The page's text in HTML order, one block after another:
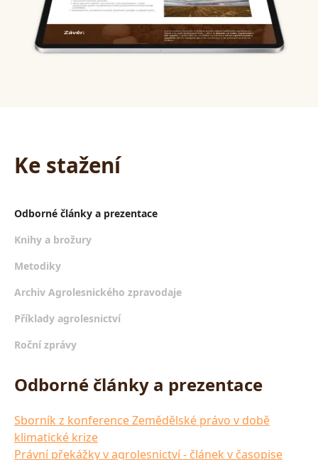
Ke stažení
Odborné články a prezentace
Knihy a brožury
Metodiky
Archiv Agrolesnického zpravodaje
Příklady agrolesnictví
Roční zprávy
Odborné články a prezentace
Sborník z konference Zemědělské právo v době
klimatické krize
Právní překážky v agrolesnictví - článek v časopise